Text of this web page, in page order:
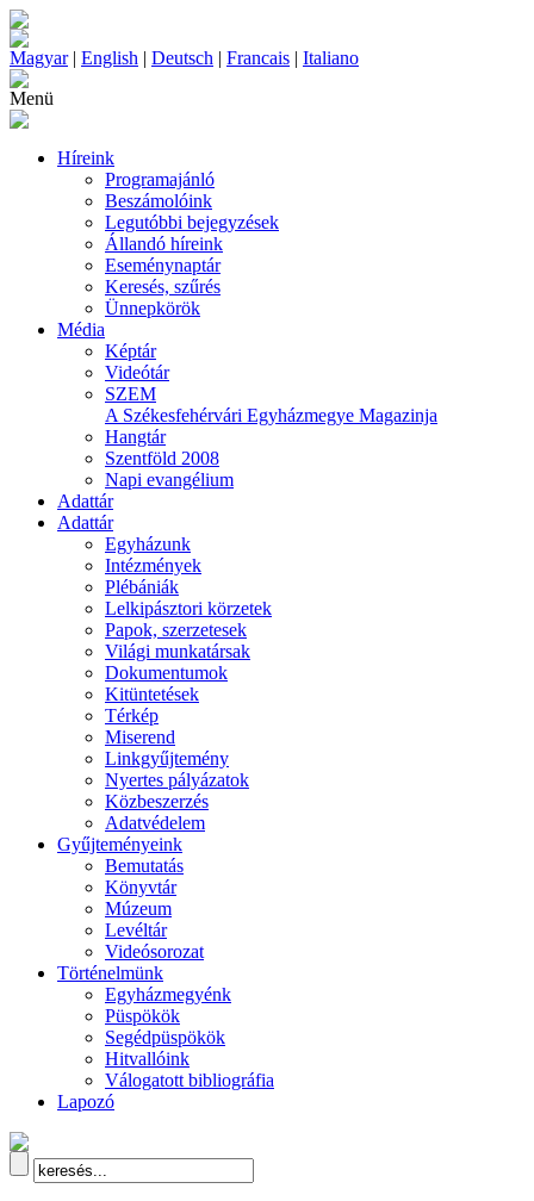
Magyar| English | Deutsch | Francais | Italiano
Menü
Híreink
Programajánló
Beszámolóink
Legutóbbi bejegyzések
Állandó híreink
Eseménynaptár
Keresés, szűrés
Ünnepkörök
Média
Képtár
Videótár
SZEM
A Székesfehérvári Egyházmegye Magazinja
Hangtár
Szentföld 2008
Napi evangélium
Adattár
Adattár
Egyházunk
Intézmények
Plébániák
Lelkipásztori körzetek
Papok, szerzetesek
Világi munkatársak
Dokumentumok
Kitüntetések
Térkép
Miserend
Linkgyűjtemény
Nyertes pályázatok
Közbeszerzés
Adatvédelem
Gyűjteményeink
Bemutatás
Könyvtár
Múzeum
Levéltár
Videósorozat
Történelmünk
Egyházmegyénk
Püspökök
Segédpüspökök
Hitvallóink
Válogatott bibliográfia
Lapozó